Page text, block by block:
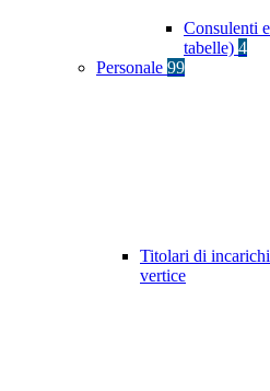
Consulenti
tabelle) 4
Personale 99
Titolari di
vertice